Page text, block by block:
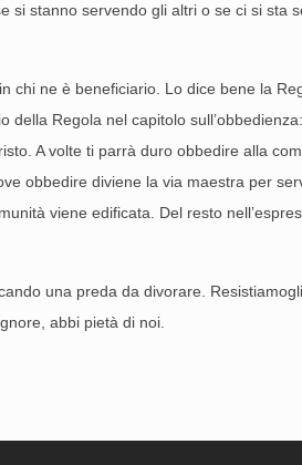
stanno servendo gli altri o se ci si sta
ne è beneficiario. Lo dice bene la
Regola nel capitolo
A volte ti parrà duro obbedire alla
obbedire diviene la via maestra per
viene edificata. Del resto
una preda da divorare.
abbi pietà di noi.